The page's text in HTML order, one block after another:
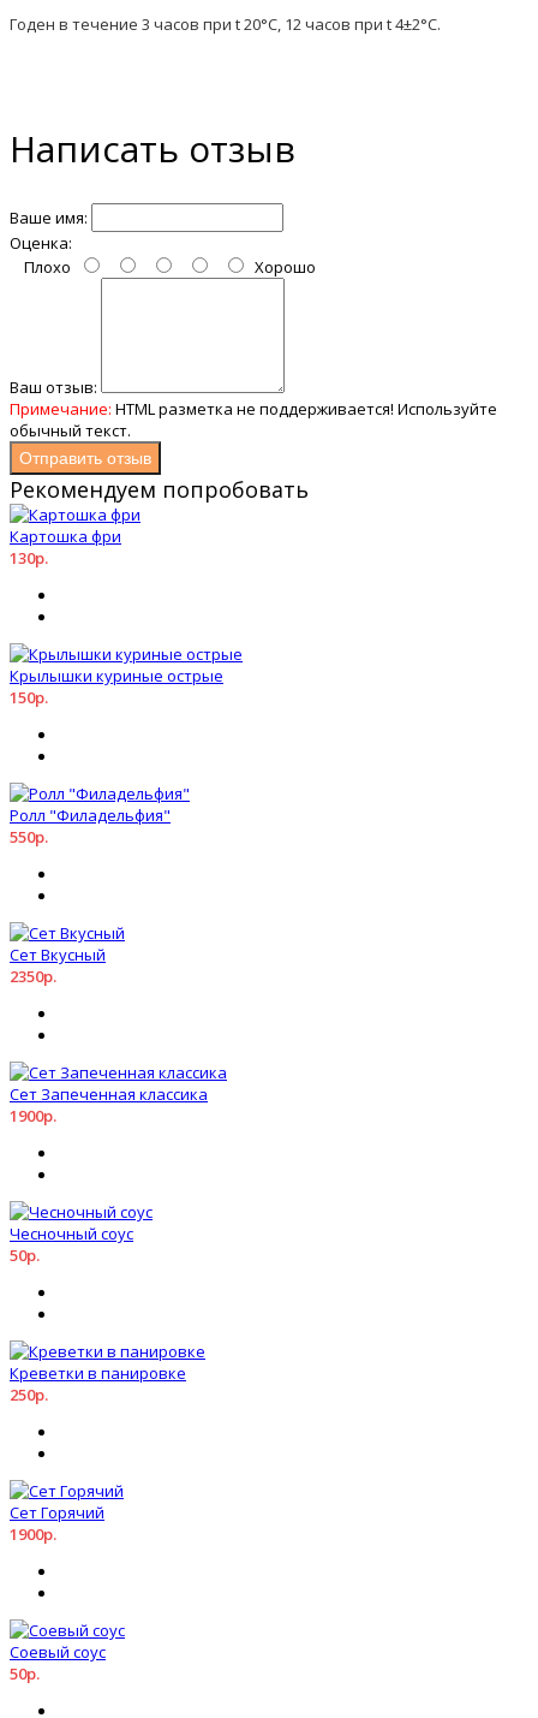
Годен в течение 3 часов при t 20°C, 12 часов при t 4±2°C.
Написать отзыв
Ваше имя:
Оценка:
Плохо
Хорошо
Ваш отзыв:
Примечание: HTML разметка не поддерживается! Используйте
обычный текст.
Отправить отзыв
Рекомендуем попробовать
Картошка фри
130р.
Крылышки куриные острые
150р.
Ролл "Филадельфия"
550р.
Сет Вкусный
2350р.
Сет Запеченная классика
1900р.
Чесночный соус
50р.
Креветки в панировке
250р.
Сет Горячий
1900р.
Соевый соус
50р.